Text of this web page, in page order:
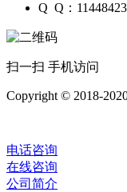
Q Q：
扫一扫 手机访问
Copyright © 2018-
电话咨询
在线咨询
公司简介